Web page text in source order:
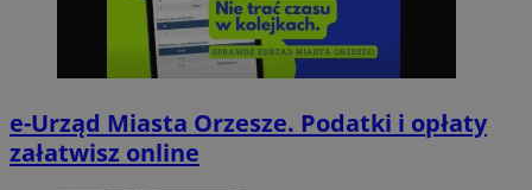
e-Urząd Miasta Orzesze. Podatki i opłaty
załatwisz online